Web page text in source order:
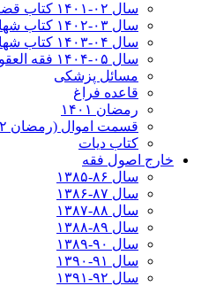
سال ۰۲-۱۴۰۱ کتاب قضاء
سال ۰۳-۱۴۰۲ کتاب شهادات
سال ۰۴-۱۴۰۳ کتاب شهادات
سال ۰۵-۱۴۰۴ فقه العقود
مسائل پزشکی
قاعده فراغ
رمضان ۱۴۰۱
قسمت اموال (رمضان ۱۴۰۲)
کتاب دیات
خارج اصول فقه
سال ۸۶-۱۳۸۵
سال ۸۷-۱۳۸۶
سال ۸۸-۱۳۸۷
سال ۸۹-۱۳۸۸
سال ۹۰-۱۳۸۹
سال ۹۱-۱۳۹۰
سال ۹۲-۱۳۹۱